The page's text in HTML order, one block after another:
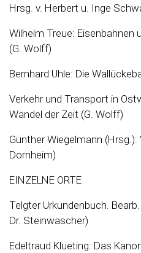
Hrsg. v. Herbert u. Inge
Wilhelm Treue: Eisenbahnen
(G. Wolff)
Bernhard Uhle: Die
Verkehr und Transport in
Wandel der Zeit (G. Wolff)
Günther Wiegelmann
Dornheim)
EINZELNE ORTE
Telgter Urkundenbuch.
Dr. Steinwascher)
Edeltraud Klueting: Das